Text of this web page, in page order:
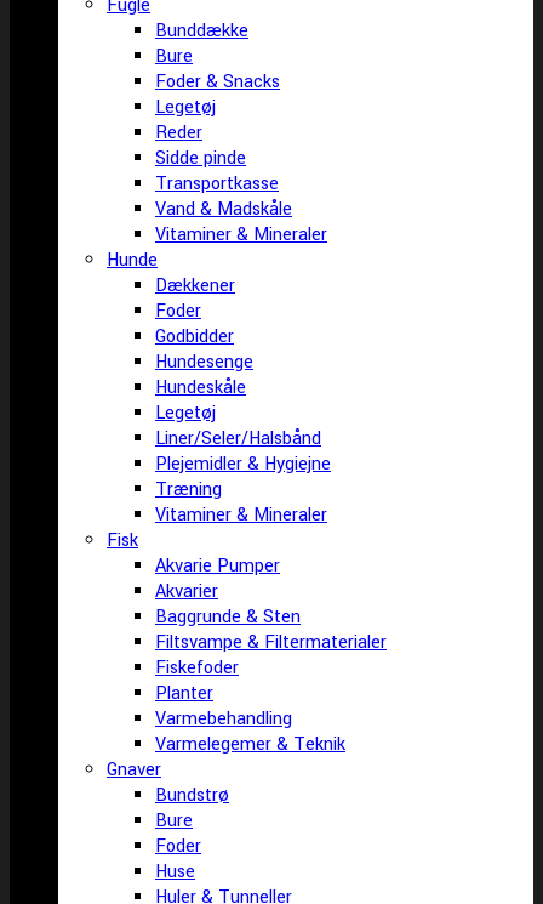
Fugle
Bunddække
Bure
Foder & Snacks
Legetøj
Reder
Sidde pinde
Transportkasse
Vand & Madskåle
Vitaminer & Mineraler
Hunde
Dækkener
Foder
Godbidder
Hundesenge
Hundeskåle
Legetøj
Liner/Seler/Halsbånd
Plejemidler & Hygiejne
Træning
Vitaminer & Mineraler
Fisk
Akvarie Pumper
Akvarier
Baggrunde & Sten
Filtsvampe & Filtermaterialer
Fiskefoder
Planter
Varmebehandling
Varmelegemer & Teknik
Gnaver
Bundstrø
Bure
Foder
Huse
Huler & Tunneller